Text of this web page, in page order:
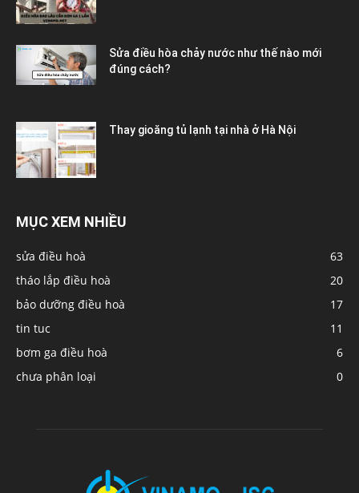
Sửa điều hòa chảy nước như thế nào mới
đúng cách?
Thay gioăng tủ lạnh tại nhà ở Hà Nội
MỤC XEM NHIỀU
sửa điều hoà
63
tháo lắp điều hoà
20
bảo dưỡng điều hoà
17
tin tuc
11
bơm ga điều hoà
6
chưa phân loại
0